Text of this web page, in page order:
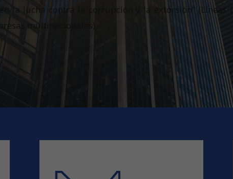
la lucha contra la corrupción y la extorsión” (Líneas
multinacionales).